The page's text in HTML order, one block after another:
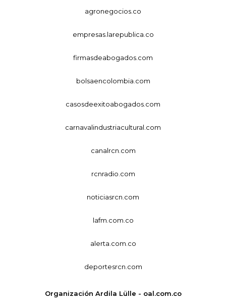
agronegocios.co
empresas.larepublica.co
firmasdeabogados.com
bolsaencolombia.com
casosdeexitoabogados.com
carnavalindustriacultural.com
canalrcn.com
rcnradio.com
noticiasrcn.com
lafm.com.co
alerta.com.co
deportesrcn.com
Organización Ardila Lülle - oal.com.co